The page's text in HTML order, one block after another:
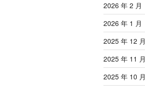
2026 年 2 月
2026 年 1 月
2025 年 12 月
2025 年 11 月
2025 年 10 月